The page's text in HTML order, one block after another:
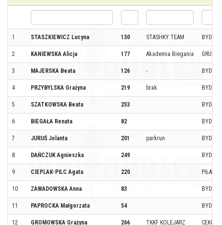
1 STASZKIEWICZ Lucyna 130 STASHKY TEAM
2 KANIEWSKA Alicja 177 Akademia Biegania
3 MAJERSKA Beata 126 -
4 PRZYBYLSKA Grażyna 219 brak
5 SZATKOWSKA Beata 253
6 BIEGAŁA Renata 82
7 JURUŚ Jolanta 201 parkrun
8 DAŃCZUK Agnieszka 249
9 CIEPLAK-PILC Agata 220 PIŁA
10 ZAWADOWSKA Anna 83
11 PAPROCKA Małgorzata 54
12 GROMOWSKA Grażyna 266 TKKF KOLEJARZ CEKCYN